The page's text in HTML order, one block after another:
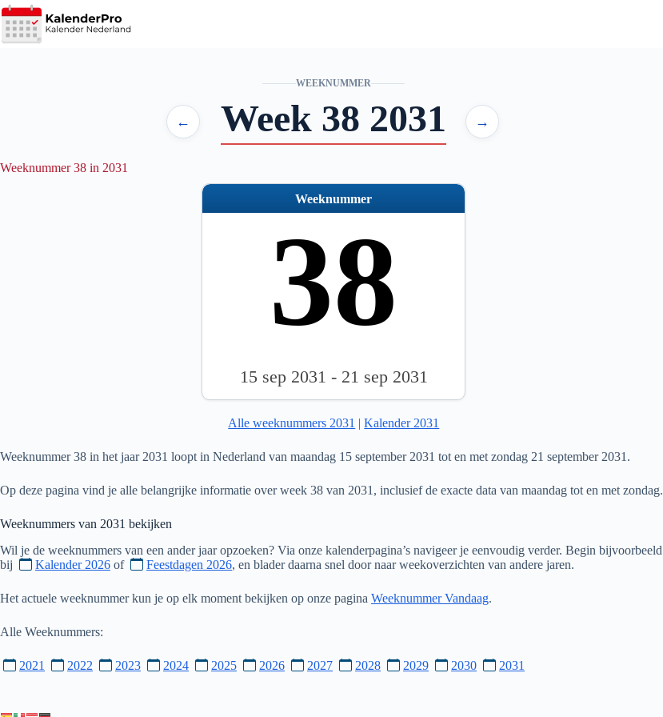
Ga
naar
de
WEEKNUMMER
← Week 38 2031 →
Weeknummer 38 in 2031
Weeknummer
38
15 sep 2031 - 21 sep 2031
Alle weeknummers 2031 |Kalender 2031
Weeknummer 38 in het jaar 2031 loopt in Nederland van maandag 15 september 2031 tot en met zondag 21 september 2031.
Op deze pagina vind je alle belangrijke informatie over week 38 van 2031, inclusief de exacte data van maandag tot en met zondag.
Weeknummers van 2031 bekijken
Wil je de weeknummers van een ander jaar opzoeken? Via onze kalenderpagina’s navigeer je eenvoudig verder. Begin bijvoorbeeld
bij
Kalender 2026 of Feestdagen 2026, en blader daarna snel door naar weekoverzichten van andere jaren.
Het actuele weeknummer kun je op elk moment bekijken op onze pagina Weeknummer Vandaag.
Alle Weeknummers:
2021 2022 2023 2024 2025 2026 2027 2028 2029 2030 2031